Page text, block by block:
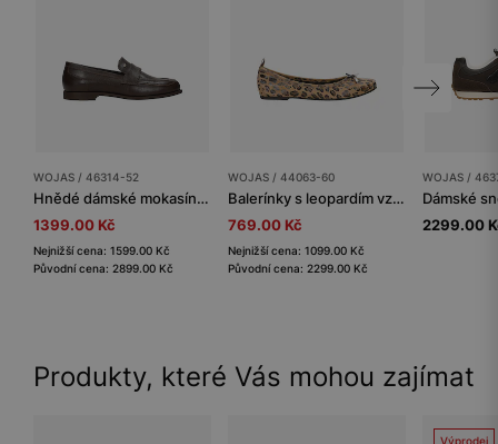
WOJAS / 46314-52
Hnědé dámské mokasíny z přírodní kůže
1399.00 Kč
Nejnižší cena: 1599.00 Kč
Původní cena: 2899.00 Kč
WOJAS / 44063-60
Balerínky s leopardím vzorem a jemnou mašlí
769.00 Kč
Nejnižší cena: 1099.00 Kč
Původní cena: 2299.00 Kč
WOJAS /
2299.00
Produkty, které Vás mohou zajímat
Výprodej